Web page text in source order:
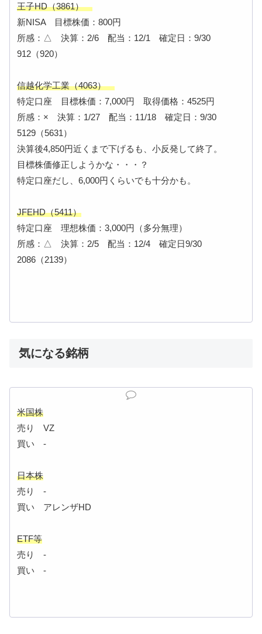
王子HD（3861）
新NISA 目標株価：800円
所感：△ 決算：2/6 配当：12/1 確定日：9/30
912（920）
信越化学工業（4063）
特定口座 目標株価：7,000円 取得価格：4525円
所感：× 決算：1/27 配当：11/18 確定日：9/30
5129（5631）
決算後4,850円近くまで下げるも、小反発して終了。
目標株価修正しようかな・・・？
特定口座だし、6,000円くらいでも十分かも。
JFEHD（5411）
特定口座 理想株価：3,000円（多分無理）
所感：△ 決算：2/5 配当：12/4 確定日9/30
2086（2139）
気になる銘柄
米国株
売り VZ
買い -
日本株
売り -
買い アレンザHD
ETF等
売り -
買い -